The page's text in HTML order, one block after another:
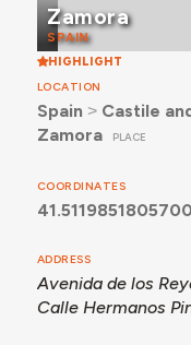
Zamora
SPAIN
HIGHLIGHT
LOCATION
Spain ˃ Castile
Zamora
PLACE
COORDINATES
ADDRESS
Avenida de los
Calle Hermanos